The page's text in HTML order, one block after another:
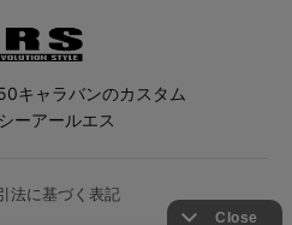
キャラバンのカスタム
ーアールエス
法に基づく表記